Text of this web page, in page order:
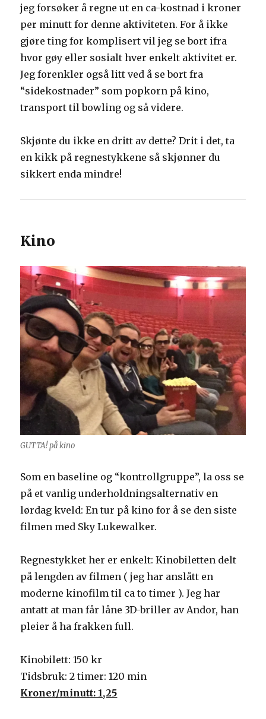
jeg forsøker å regne ut en ca-kostnad i kroner
per minutt for denne aktiviteten. For å ikke
gjøre ting for komplisert vil jeg se bort ifra
hvor gøy eller sosialt hver enkelt aktivitet er.
Jeg forenkler også litt ved å se bort fra
“sidekostnader” som popkorn på kino,
transport til bowling og så videre.
Skjønte du ikke en dritt av dette? Drit i det, ta
en kikk på regnestykkene så skjønner du
sikkert enda mindre!
Kino
GUTTA! på kino
Som en baseline og “kontrollgruppe”, la oss se
på et vanlig underholdningsalternativ en
lørdag kveld: En tur på kino for å se den siste
filmen med Sky Lukewalker.
Regnestykket her er enkelt: Kinobiletten delt
på lengden av filmen ( jeg har anslått en
moderne kinofilm til ca to timer ). Jeg har
antatt at man får låne 3D-briller av Andor, han
pleier å ha frakken full.
Kinobilett: 150 kr
Tidsbruk: 2 timer: 120 min
Kroner/minutt: 1,25